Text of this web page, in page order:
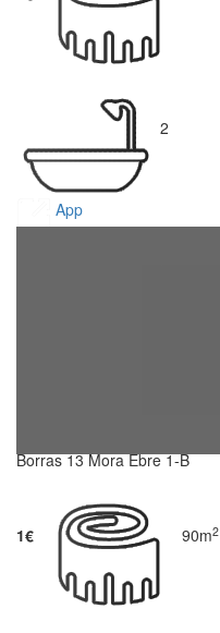
2
App
Borras 13 Mora Ebre 1-B
1€ 90m2